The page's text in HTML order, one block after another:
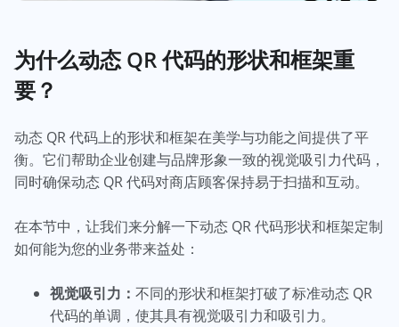
为什么动态 QR 代码的形状和框架重
要？
动态 QR 代码上的形状和框架在美学与功能之间提供了平
衡。它们帮助企业创建与品牌形象一致的视觉吸引力代码，
同时确保动态 QR 代码对商店顾客保持易于扫描和互动。
在本节中，让我们来分解一下动态 QR 代码形状和框架定制
如何能为您的业务带来益处：
视觉吸引力： 不同的形状和框架打破了标准动态 QR
代码的单调，使其具有视觉吸引力和吸引力。